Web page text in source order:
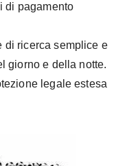
di pagamento
di ricerca semplice e
giorno e della notte.
legale estesa